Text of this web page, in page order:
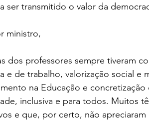
ser transmitido o valor da
ministro,
dos professores sempre tiveram
e de trabalho, valorização social e
na Educação e
inclusiva e para todos. Muitos
e que, por certo, não